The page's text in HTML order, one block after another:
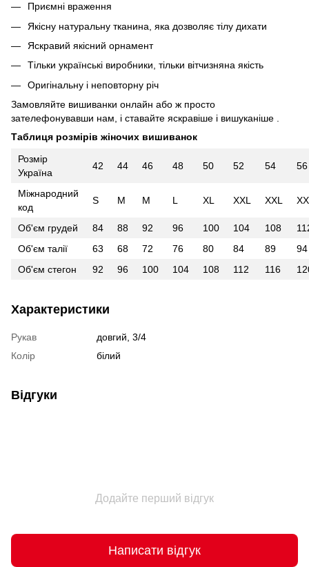
Приємні враження
Якісну натуральну тканина, яка дозволяє тілу дихати
Яскравий якісний орнамент
Тільки українські виробники, тільки вітчизняна якість
Оригінальну і неповторну річ
Замовляйте вишиванки онлайн або ж просто
зателефонувавши нам, і ставайте яскравіше і вишуканіше .
Таблиця розмірів жіночих вишиванок
Розмір
Україна
42 44 46 48 50 52 54 56
Міжнародний
код
S M M L XL XXL XXL
Об'єм грудей 84 88 92 96 100 104 108
Об'єм талії
63 68 72 76 80 84 89
94
Об'єм стегон
92 96 100 104 108 112 116
Характеристики
Рукав
довгий, 3/4
Колір
білий
Відгуки
Додайте перший відгук
Написати відгук